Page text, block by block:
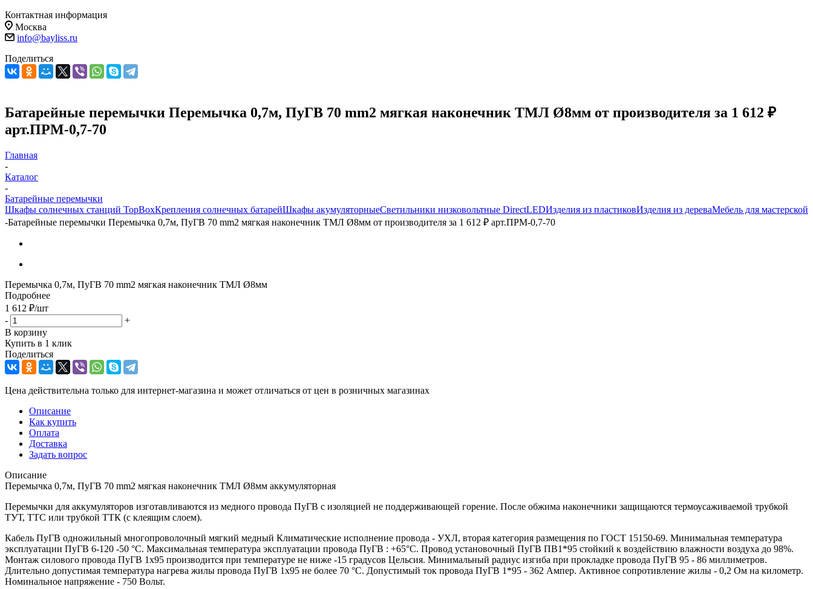
Контактная информация
Москва
info@bayliss.ru
Поделиться
Батарейные перемычки Перемычка 0,7м, ПуГВ 70 mm2 мягкая наконечник ТМЛ Ø8мм от производителя за 1 612 ₽
арт.ПРМ-0,7-70
Главная
-
Каталог
-
Батарейные перемычки
Шкафы солнечных станций TopBoxКрепления солнечных батарейШкафы акумуляторныеСветильники низковольтные DirectLEDИзделия из пластиковИзделия из дереваМебель для мастерской
-Батарейные перемычки Перемычка 0,7м, ПуГВ 70 mm2 мягкая наконечник ТМЛ Ø8мм от производителя за 1 612 ₽ арт.ПРМ-0,7-70
Перемычка 0,7м, ПуГВ 70 mm2 мягкая наконечник ТМЛ Ø8мм
Подробнее
1 612 ₽/шт
-
+
В корзину
Купить в 1 клик
Поделиться
Цена действительна только для интернет-магазина и может отличаться от цен в розничных магазинах
Описание
Как купить
Оплата
Доставка
Задать вопрос
Описание
Перемычка 0,7м, ПуГВ 70 mm2 мягкая наконечник ТМЛ Ø8мм аккумуляторная
Перемычки для аккумуляторов изготавливаются из медного провода ПуГВ с изоляцией не поддерживающей горение. После обжима наконечники защищаются термоусаживаемой трубкой
ТУТ, ТТС или трубкой ТТК (с клеящим слоем).
Кабель ПуГВ одножильный многопроволочный мягкий медный Климатические исполнение провода - УХЛ, вторая категория размещения по ГОСТ 15150-69. Минимальная температура
эксплуатации ПуГВ 6-120 -50 °С. Максимальная температура эксплуатации провода ПуГВ : +65°С. Провод установочный ПуГВ ПВ1*95 стойкий к воздействию влажности воздуха до 98%.
Монтаж силового провода ПуГВ 1х95 производится при температуре не ниже -15 градусов Цельсия. Минимальный радиус изгиба при прокладке провода ПуГВ 95 - 86 миллиметров.
Длительно допустимая температура нагрева жилы провода ПуГВ 1х95 не более 70 °С. Допустимый ток провода ПуГВ 1*95 - 362 Ампер. Активное сопротивление жилы - 0,2 Ом на километр.
Номинальное напряжение - 750 Вольт.